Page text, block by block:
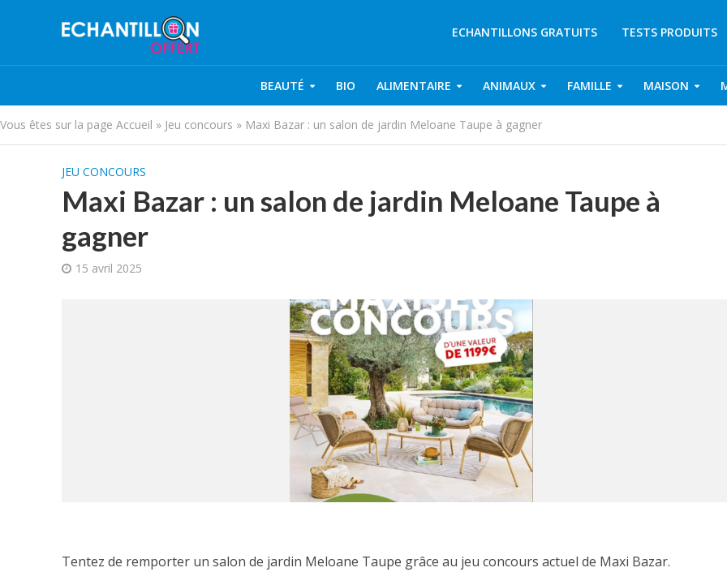
ECHANTILLONS GRATUITS TESTS PRODUITS
BEAUTÉ BIO ALIMENTAIRE ANIMAUX FAMILLE MAISON
Vous êtes sur la page Accueil » Jeu concours » Maxi Bazar : un salon de jardin Meloane Taupe à gagner
JEU CONCOURS
Maxi Bazar : un salon de jardin Meloane Taupe à
gagner
15 avril 2025
Tentez de remporter un salon de jardin Meloane Taupe grâce au jeu concours actuel de Maxi Bazar.